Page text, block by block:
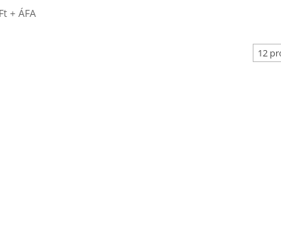
Ft + ÁFA